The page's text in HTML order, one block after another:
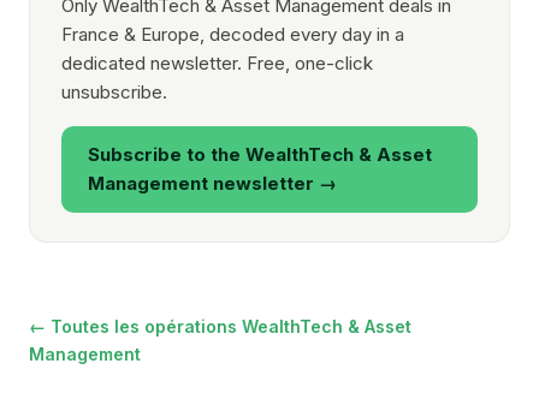
Only WealthTech & Asset Management deals in
France & Europe, decoded every day in a
dedicated newsletter. Free, one-click
unsubscribe.
Subscribe to the WealthTech & Asset
Management newsletter →
← Toutes les opérations WealthTech & Asset
Management